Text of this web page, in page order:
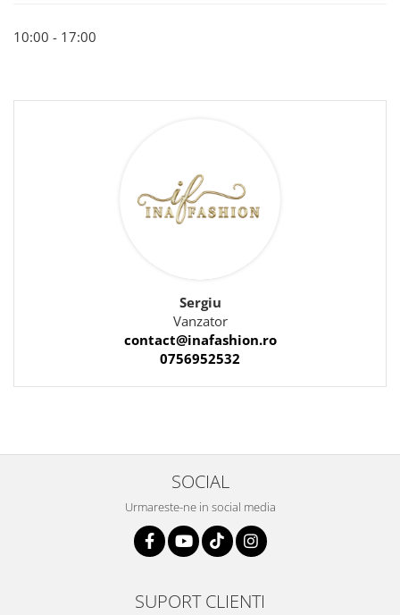
10:00 - 17:00
Sergiu
Vanzator
contact@inafashion.ro
0756952532
SOCIAL
Urmareste-ne in social media
SUPORT CLIENTI